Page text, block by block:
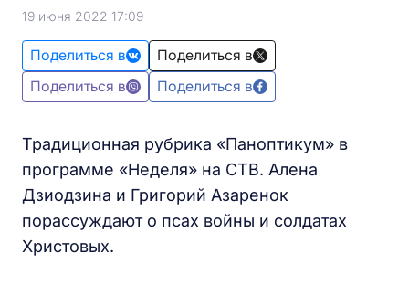
19 июня 2022 17:09
Поделиться в
Поделиться в
Поделиться в
Поделиться в
Традиционная рубрика «Паноптикум» в
программе «Неделя» на СТВ. Алена
Дзиодзина и Григорий Азаренок
порассуждают о псах войны и солдатах
Христовых.